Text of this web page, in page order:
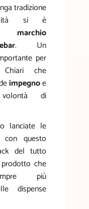
tradizione
si è
il marchio
. Un
per
che
impegnoe
di
lanciate le
con questo
del tutto
che
più
dispense